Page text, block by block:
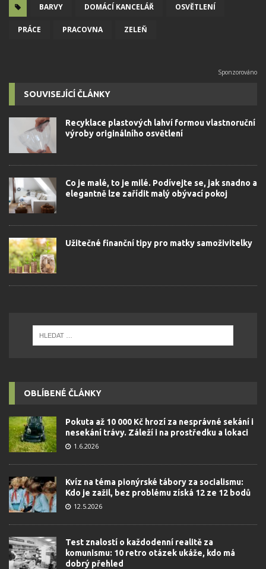
BARVY DOMÁCÍ KANCELÁŘ OSVĚTLENÍ
PRÁCE PRACOVNA ZELEŇ
SOUVISEJÍCÍ ČLÁNKY
Recyklace plastových lahví formou vlastnoruční
výroby originálního osvětlení
Co je malé, to je milé. Podívejte se, jak snadno a
elegantně lze zařídit malý obývací pokoj
Užitečné finanční tipy pro matky samoživitelky
OBLÍBENÉ ČLÁNKY
Pokuta až 10 000 Kč hrozí za nesprávné sekání i
nesekání trávy. Záleží i na prostředku a lokaci
1.6.2026
Kvíz na téma pionýrské tábory za socialismu:
Kdo je zažil, bez problému získá 12 ze 12 bodů
12.5.2026
Test znalostí o každodenní realitě za
komunismu: 10 retro otázek ukáže, kdo má
dobrý přehled